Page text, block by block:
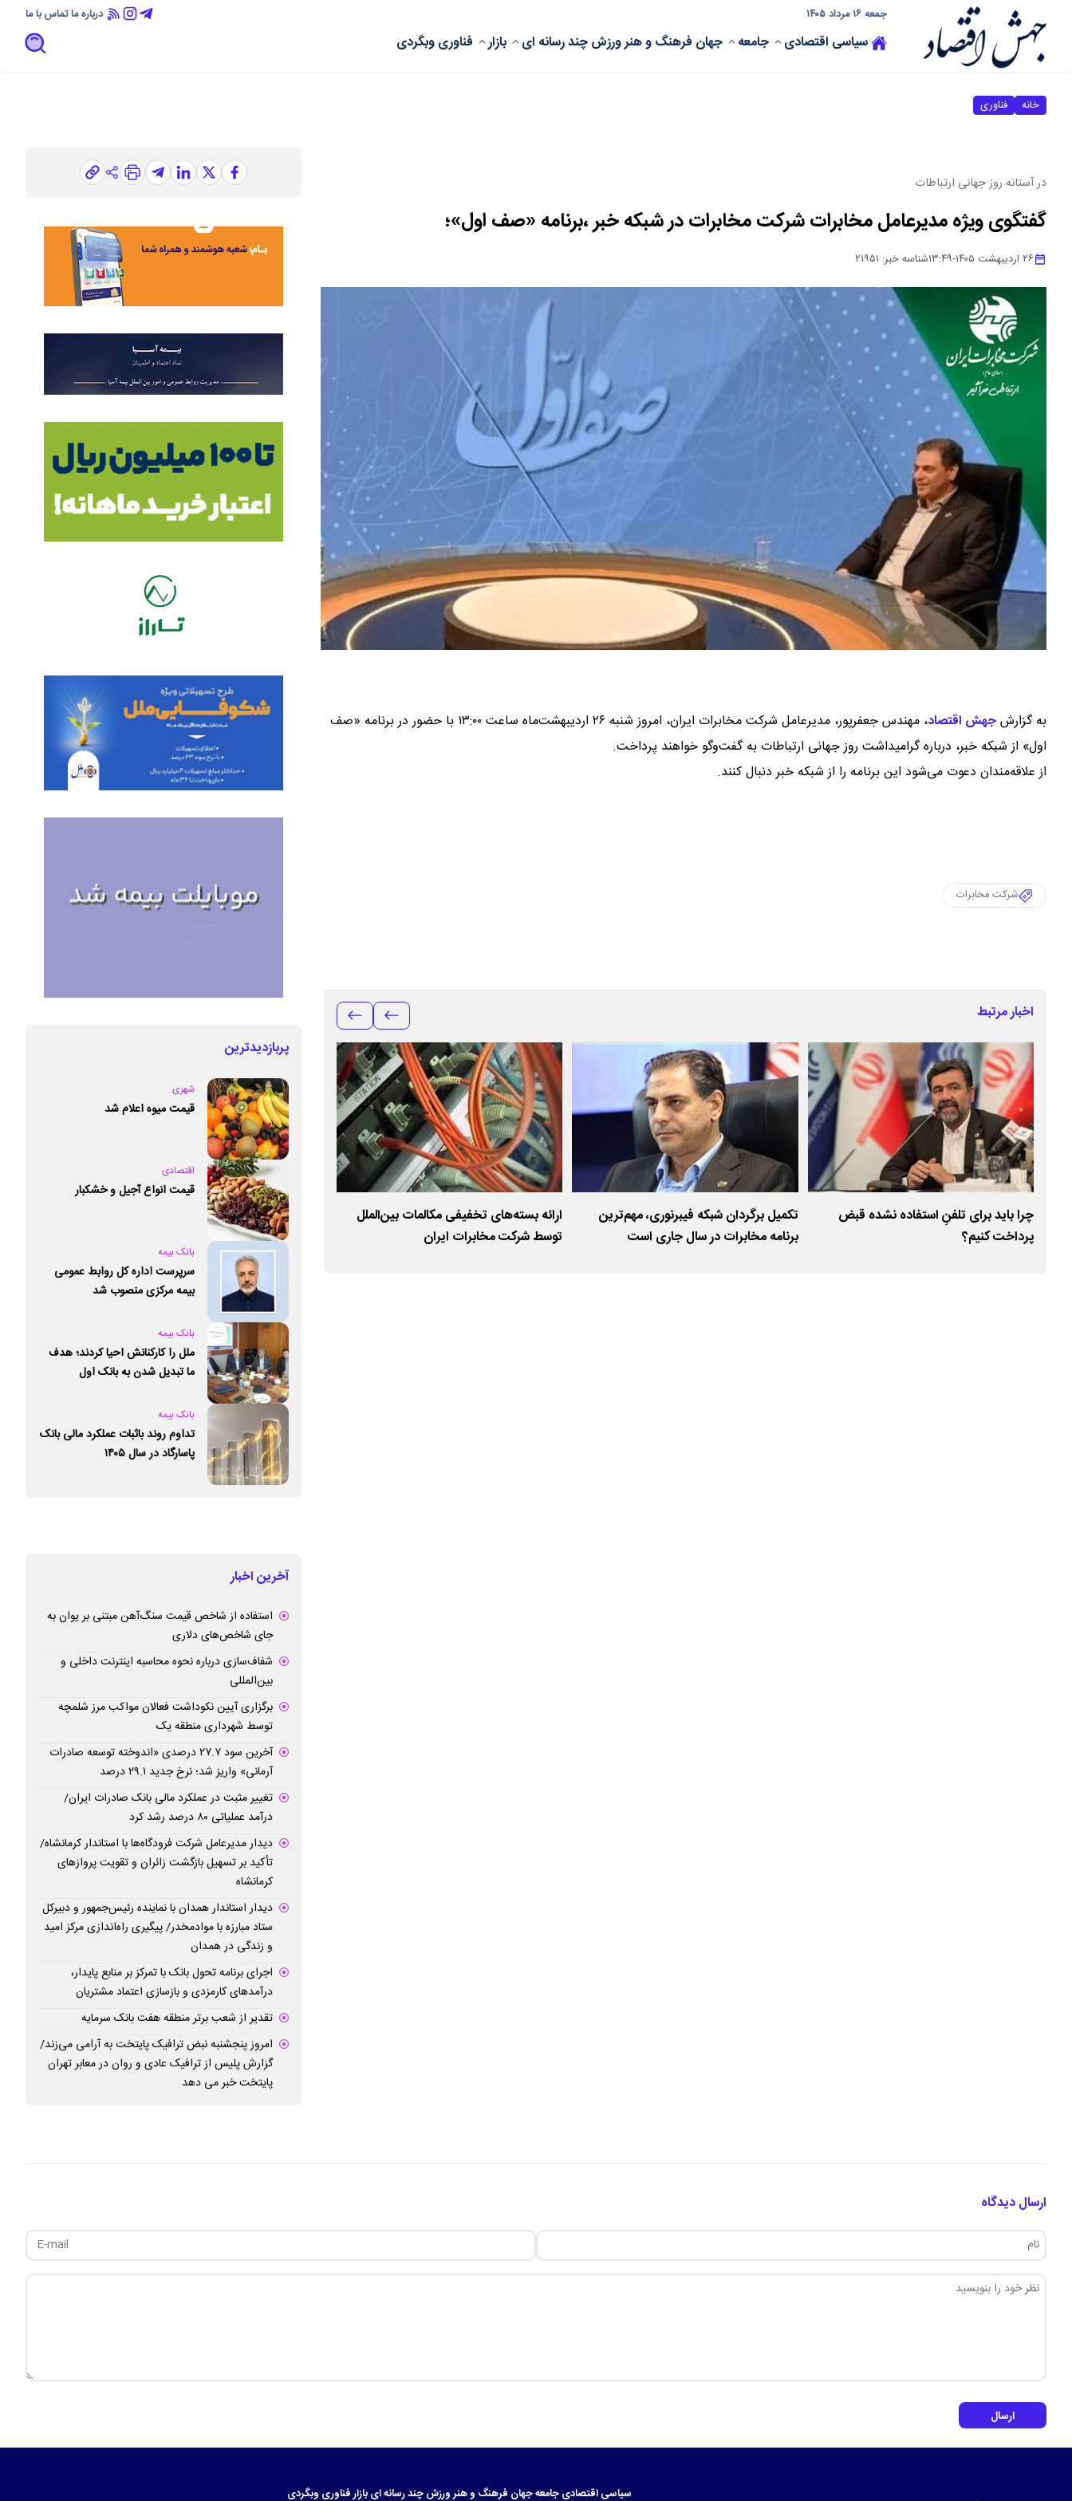
جمعه ۱۶ مرداد ۱۴۰۵ درباره ماتماس با ما
سیاسی اقتصادی جامعه جهان فرهنگ و هنرورزشچند رسانه ای بازار فناوریوبگردی
خانه فناوری
در آستانه روز جهانی ارتباطات
گفتگوی ویژه مدیرعامل مخابرات شرکت مخابرات در شبکه خبر ،برنامه «صف اول»؛
۲۶ اردیبهشت ۱۴۰۵ -۱۳:۴۹شناسه خبر: ۲۱۹۵۱
به گزارشجهش اقتصاد،
مهندس جعفرپور، مدیرعامل شرکت مخابرات ایران، امروز شنبه ۲۶ اردیبهشت‌ماه ساعت ۱۳:۰۰ با حضور در برنامه «صف
اول» از شبکه خبر، درباره گرامیداشت روز جهانی ارتباطات به گفت‌وگو خواهند پرداخت.
از علاقه‌مندان دعوت می‌شود این برنامه را از شبکه خبر دنبال کنند.
شرکت مخابرات
اخبار مرتبط
چرا باید برای تلفنِ استفاده‌ نشده قبض
پرداخت کنیم؟
تکمیل برگردان شبکه فیبرنوری، مهم‌ترین
برنامه مخابرات در سال جاری است
ارائه بسته‌های تخفیفی مکالمات بین‌الملل
توسط شرکت مخابرات ایران
طرح نورانت، تجربه کاربران از اینترنت و تلفن
ثابت را متحول می‌سازد
پربازدیدترین
شهری
قیمت میوه اعلام شد
اقتصادی
قیمت انواع آجیل و خشکبار
بانک بیمه
سرپرست اداره کل روابط عمومی
بیمه مرکزی منصوب شد
بانک بیمه
ملل را کارکنانش احیا کردند؛ هدف
ما تبدیل شدن به بانک اول
بانک بیمه
تداوم روند باثبات عملکرد مالی بانک
پاسارگاد در سال ۱۴۰۵
آخرین اخبار
استفاده از شاخص قیمت سنگ‌آهن مبتنی بر یوان به
جای شاخص‌های دلاری
شفاف‌سازی درباره نحوه محاسبه اینترنت داخلی و
بین‌المللی
برگزاری آیین نکوداشت فعالان مواکب مرز شلمچه
توسط شهرداری منطقه یک
آخرین سود ۲۷.۷ درصدی «اندوخته توسعه صادرات
آرمانی» واریز شد؛ نرخ جدید ۲۹.۱ درصد
تغییر مثبت در عملکرد مالی بانک صادرات ایران/
درآمد عملیاتی ۸۰ درصد رشد کرد
دیدار مدیرعامل شرکت فرودگاه‌ها با استاندار کرمانشاه/
تأکید بر تسهیل بازگشت زائران و تقویت پروازهای
کرمانشاه
دیدار استاندار همدان با نماینده رئیس‌جمهور و دبیرکل
ستاد مبارزه با موادمخدر/ پیگیری راه‌اندازی مرکز امید
و زندگی در همدان
اجرای برنامه تحول بانک با تمرکز بر منابع پایدار،
درآمدهای کارمزدی و بازسازی اعتماد مشتریان
تقدیر از شعب برتر منطقه هفت بانک سرمایه
امروز پنجشنبه نبض ترافیک پایتخت به آرامی می‌زند/
گزارش پلیس از ترافیک عادی و روان در معابر تهران
پایتخت خبر می دهد
ارسال دیدگاه
ارسال
سیاسیاقتصادیجامعهجهان فرهنگ و هنرورزشچند رسانه ایبازارفناوری وبگردی